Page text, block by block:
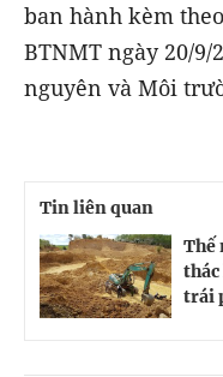
ban hành kèm
BTNMT ngày 20/9/
nguyên và Môi
Tin liên quan
Thế
thác
trái